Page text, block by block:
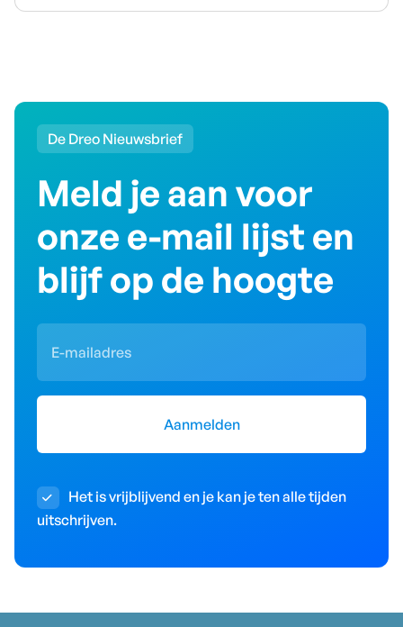
De Dreo Nieuwsbrief
Meld je aan voor
onze e-mail lijst en
blijf op de hoogte

Het is vrijblijvend en je kan je ten alle tijden
uitschrijven.